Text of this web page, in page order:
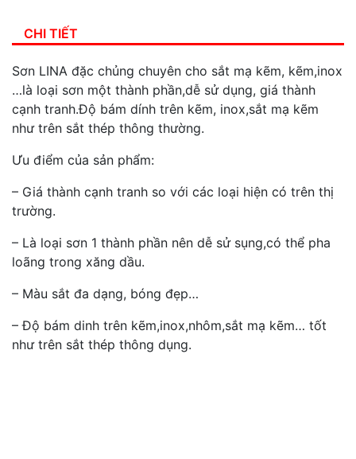
CHI TIẾT
Sơn LINA đặc chủng chuyên cho sắt mạ kẽm, kẽm,inox
…là loại sơn một thành phần,dễ sử dụng, giá thành
cạnh tranh.Độ bám dính trên kẽm, inox,sắt mạ kẽm
như trên sắt thép thông thường.
Ưu điểm của sản phẩm:
– Giá thành cạnh tranh so với các loại hiện có trên thị
trường.
– Là loại sơn 1 thành phần nên dễ sử sụng,có thể pha
loãng trong xăng dầu.
– Màu sắt đa dạng, bóng đẹp…
– Độ bám dinh trên kẽm,inox,nhôm,sắt mạ kẽm… tốt
như trên sắt thép thông dụng.